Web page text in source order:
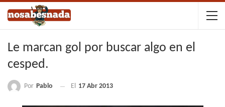
Le marcan gol por buscar algo en el
cesped.
Por Pablo El 17 Abr 2013